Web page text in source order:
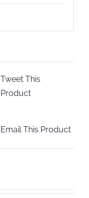
Tweet This
Product
Email This Product